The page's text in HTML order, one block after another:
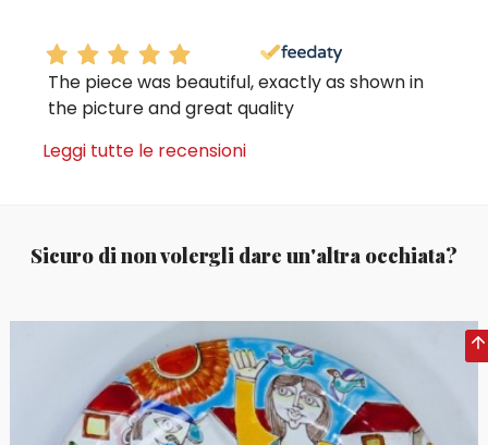
The piece was beautiful, exactly as shown in
the picture and great quality
Leggi tutte le recensioni
Sicuro di non volergli dare un'altra occhiata?